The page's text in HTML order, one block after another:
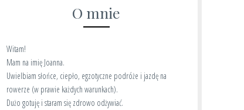
O mnie
Witam!
Mam na imię Joanna.
Uwielbiam słońce, ciepło, egzotyczne podróże i jazdę na
rowerze (w prawie każdych warunkach).
Dużo gotuję i staram się zdrowo odżywiać.